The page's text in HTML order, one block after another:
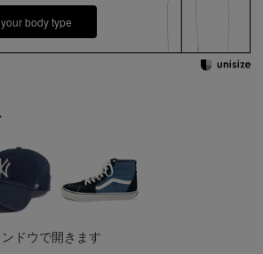
body type
ドウで開きます